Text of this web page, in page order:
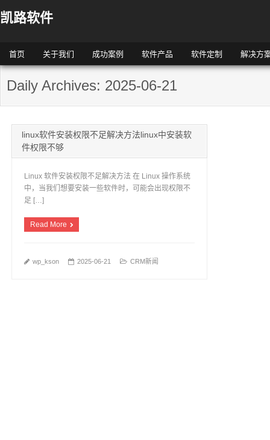
凯路软件
首页 关于我们 成功案例 软件产品 软件定制 解决方
Daily Archives: 2025-06-21
linux软件安装权限不足解决方法linux中安装软
件权限不够
Linux 软件安装权限不足解决方法 在 Linux 操作系统
中，当我们想要安装一些软件时，可能会出现权限不
足 […]
Read More
wp_kson 2025-06-21 CRM新闻